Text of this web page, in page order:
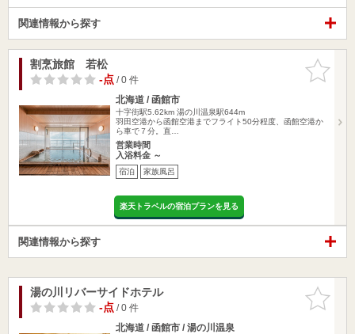
関連情報から探す
お気に入
りに追加
割烹旅館 若松
-点/ 0 件
北海道 / 函館市
十字街駅5.62km 湯の川温泉駅644m
羽田空港から函館空港までフライト50分程度、函館空港か
ら車で７分。直…
営業時間
入浴料金 ～
宿泊 家族風呂
楽天トラベルの宿泊プランを見る
関連情報から探す
お気に入
りに追加
湯の川リバーサイドホテル
-点/ 0 件
北海道 / 函館市 / 湯の川温泉